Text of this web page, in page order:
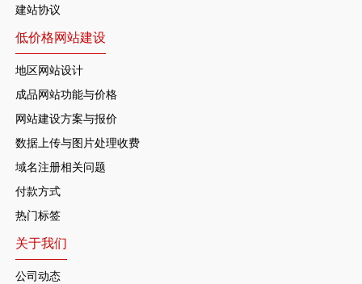
建站协议
低价格网站建设
地区网站设计
成品网站功能与价格
网站建设方案与报价
数据上传与图片处理收费
域名注册相关问题
付款方式
热门标签
关于我们
公司动态